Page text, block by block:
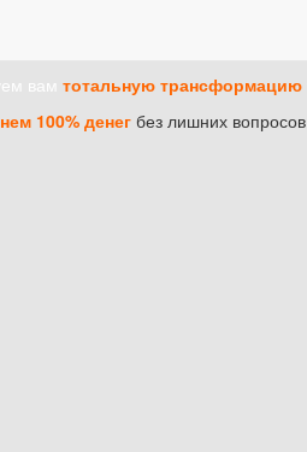
вам тотальную трансформацию
100% денег без лишних вопросов